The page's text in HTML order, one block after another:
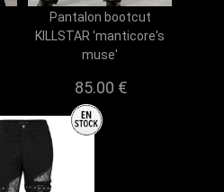
Pantalon bootcut
KILLSTAR 'manticore's
muse'
85.00 €